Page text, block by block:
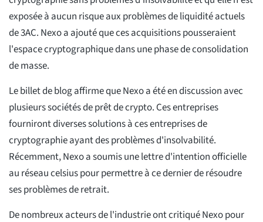
exposée à aucun risque aux problèmes de liquidité actuels
de 3AC. Nexo a ajouté que ces acquisitions pousseraient
l'espace cryptographique dans une phase de consolidation
de masse.
Le billet de blog affirme que Nexo a été en discussion avec
plusieurs sociétés de prêt de crypto. Ces entreprises
fourniront diverses solutions à ces entreprises de
cryptographie ayant des problèmes d'insolvabilité.
Récemment, Nexo a soumis une lettre d'intention officielle
au réseau celsius pour permettre à ce dernier de résoudre
ses problèmes de retrait.
De nombreux acteurs de l'industrie ont critiqué Nexo pour